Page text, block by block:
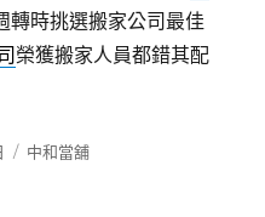
轉時挑選搬家公司最佳
榮獲搬家人員都錯其配
分
中和當舖